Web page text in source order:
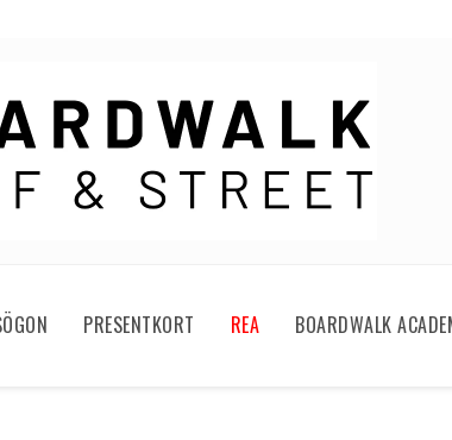
PRESENTKORT REA BOARDWALK